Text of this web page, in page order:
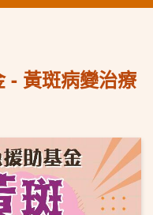
- 黃斑病變治療